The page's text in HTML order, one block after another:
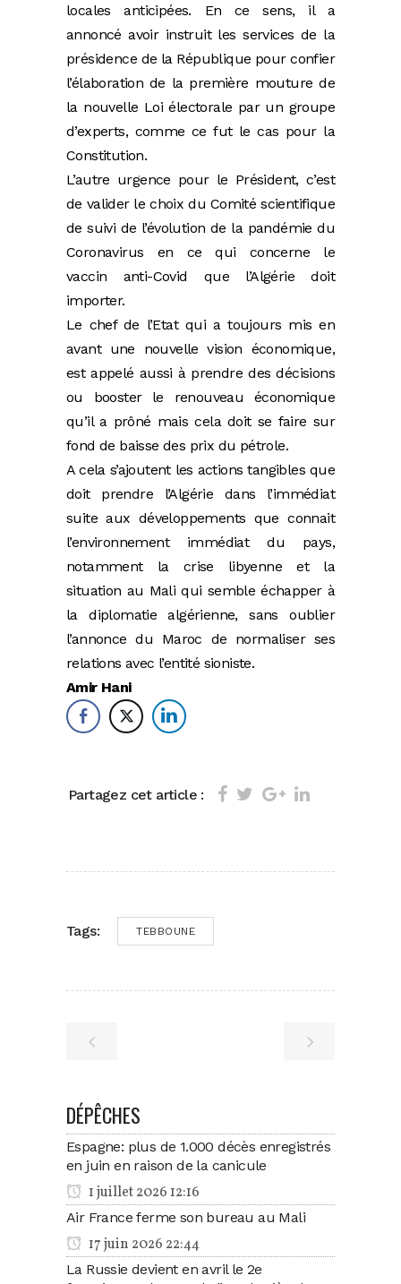
locales anticipées. En ce sens, il a
annoncé avoir instruit les services de la
présidence de la République pour confier
l’élaboration de la première mouture de
la nouvelle Loi électorale par un groupe
d’experts, comme ce fut le cas pour la
Constitution.
L’autre urgence pour le Président, c’est
de valider le choix du Comité scientifique
de suivi de l’évolution de la pandémie du
Coronavirus en ce qui concerne le
vaccin anti-Covid que l’Algérie doit
importer.
Le chef de l’Etat qui a toujours mis en
avant une nouvelle vision économique,
est appelé aussi à prendre des décisions
ou booster le renouveau économique
qu’il a prôné mais cela doit se faire sur
fond de baisse des prix du pétrole.
A cela s’ajoutent les actions tangibles que
doit prendre l’Algérie dans l’immédiat
suite aux développements que connait
l’environnement immédiat du pays,
notamment la crise libyenne et la
situation au Mali qui semble échapper à
la diplomatie algérienne, sans oublier
l’annonce du Maroc de normaliser ses
relations avec l’entité sioniste.
Amir Hani
Partagez cet article :
Tags: TEBBOUNE
DÉPÊCHES
Espagne: plus de 1.000 décès enregistrés
en juin en raison de la canicule
1 juillet 2026 12:16
Air France ferme son bureau au Mali
17 juin 2026 22:44
La Russie devient en avril le 2e